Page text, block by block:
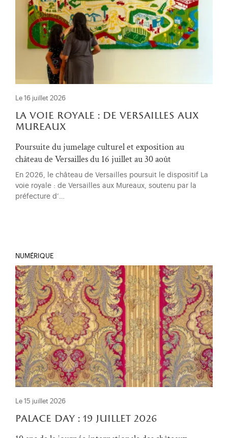
Le 16 juillet 2026
la voie royale : de versailles aux
mureaux
Poursuite du jumelage culturel et exposition au
château de Versailles du 16 juillet au 30 août
En 2026, le château de Versailles poursuit le dispositif La
voie royale : de Versailles aux Mureaux, soutenu par la
préfecture d’…
NUMÉRIQUE
Le 15 juillet 2026
palace day : 19 juillet 2026